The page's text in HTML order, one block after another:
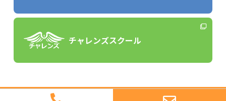
チャレンズスクール